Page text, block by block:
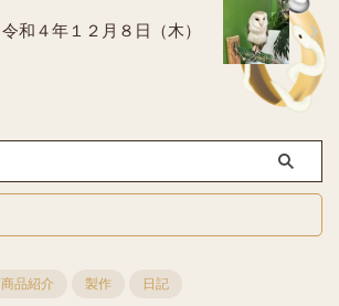
令和４年１２月８日（木）
商品紹介 製作 日記